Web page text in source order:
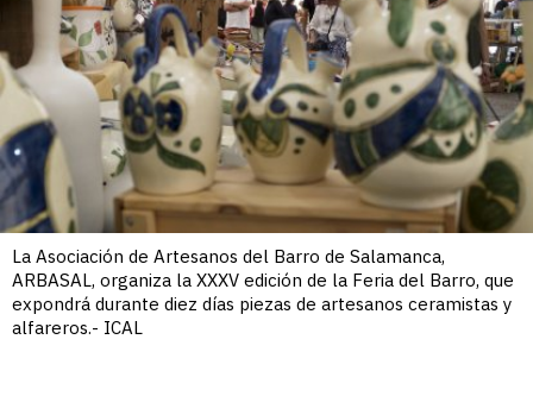
La Asociación de Artesanos del Barro de Salamanca,
ARBASAL, organiza la XXXV edición de la Feria del Barro, que
expondrá durante diez días piezas de artesanos ceramistas y
alfareros.- ICAL